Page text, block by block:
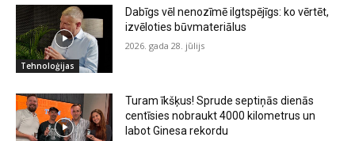
Tehnoloģijas
Dabīgs vēl nenozīmē ilgtspējīgs: ko vērtēt,
izvēloties būvmateriālus
2026. gada 28. jūlijs
Turam īkšķus! Sprude septiņās dienās
centīsies nobraukt 4000 kilometrus un
labot Ginesa rekordu